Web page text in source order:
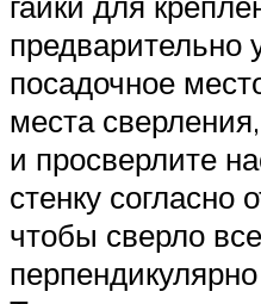
предварительно
посадочное
места
и просверлите
стенку согласно
чтобы сверло